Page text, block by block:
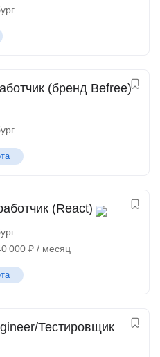
(бренд Befree)
(React)
000 ₽ / месяц
Тестировщик